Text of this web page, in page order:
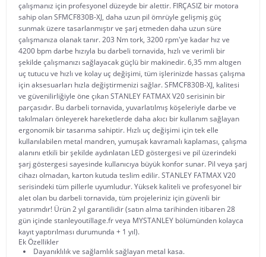
çalışmanız için profesyonel düzeyde bir alettir. FIRÇASIZ bir motora
sahip olan SFMCF830B-XJ, daha uzun pil ömrüyle gelişmiş güç
sunmak üzere tasarlanmıştır ve şarj etmeden daha uzun süre
çalışmanıza olanak tanır. 203 Nm tork, 3200 rpm'ye kadar hız ve
4200 bpm darbe hızıyla bu darbeli tornavida, hızlı ve verimli bir
şekilde çalışmanızı sağlayacak güçlü bir makinedir. 6,35 mm altıgen
uç tutucu ve hızlı ve kolay uç değişimi, tüm işlerinizde hassas çalışma
için aksesuarları hızla değiştirmenizi sağlar. SFMCF830B-XJ, kalitesi
ve güvenilirliğiyle öne çıkan STANLEY FATMAX V20 serisinin bir
parçasıdır. Bu darbeli tornavida, yuvarlatılmış köşeleriyle darbe ve
takılmaları önleyerek hareketlerde daha akıcı bir kullanım sağlayan
ergonomik bir tasarıma sahiptir. Hızlı uç değişimi için tek elle
kullanılabilen metal mandren, yumuşak kavramalı kaplaması, çalışma
alanını etkili bir şekilde aydınlatan LED göstergesi ve pil üzerindeki
şarj göstergesi sayesinde kullanıcıya büyük konfor sunar. Pil veya şarj
cihazı olmadan, karton kutuda teslim edilir. STANLEY FATMAX V20
serisindeki tüm pillerle uyumludur. Yüksek kaliteli ve profesyonel bir
alet olan bu darbeli tornavida, tüm projeleriniz için güvenli bir
yatırımdır! Ürün 2 yıl garantilidir (satın alma tarihinden itibaren 28
gün içinde stanleyoutillage.fr veya MYSTANLEY bölümünden kolayca
kayıt yaptırılması durumunda + 1 yıl).
Ek Özellikler
Dayanıklılık ve sağlamlık sağlayan metal kasa.